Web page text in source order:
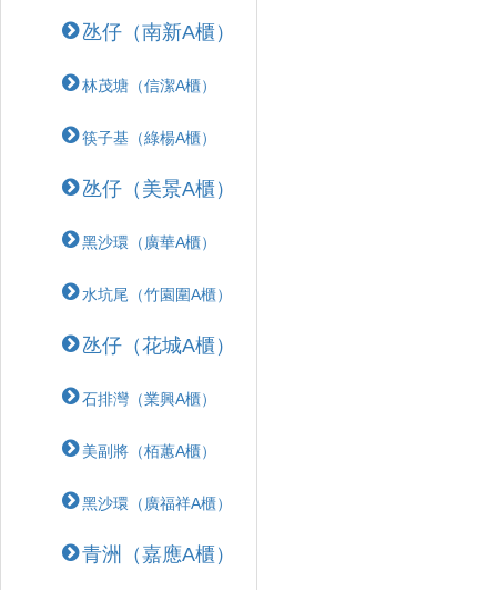
氹仔（南新A櫃）
林茂塘（信潔A櫃）
筷子基（綠楊A櫃）
氹仔（美景A櫃）
黑沙環（廣華A櫃）
水坑尾（竹園圍A櫃）
氹仔（花城A櫃）
石排灣（業興A櫃）
美副將（栢蕙A櫃）
黑沙環（廣福祥A櫃）
青洲（嘉應A櫃）